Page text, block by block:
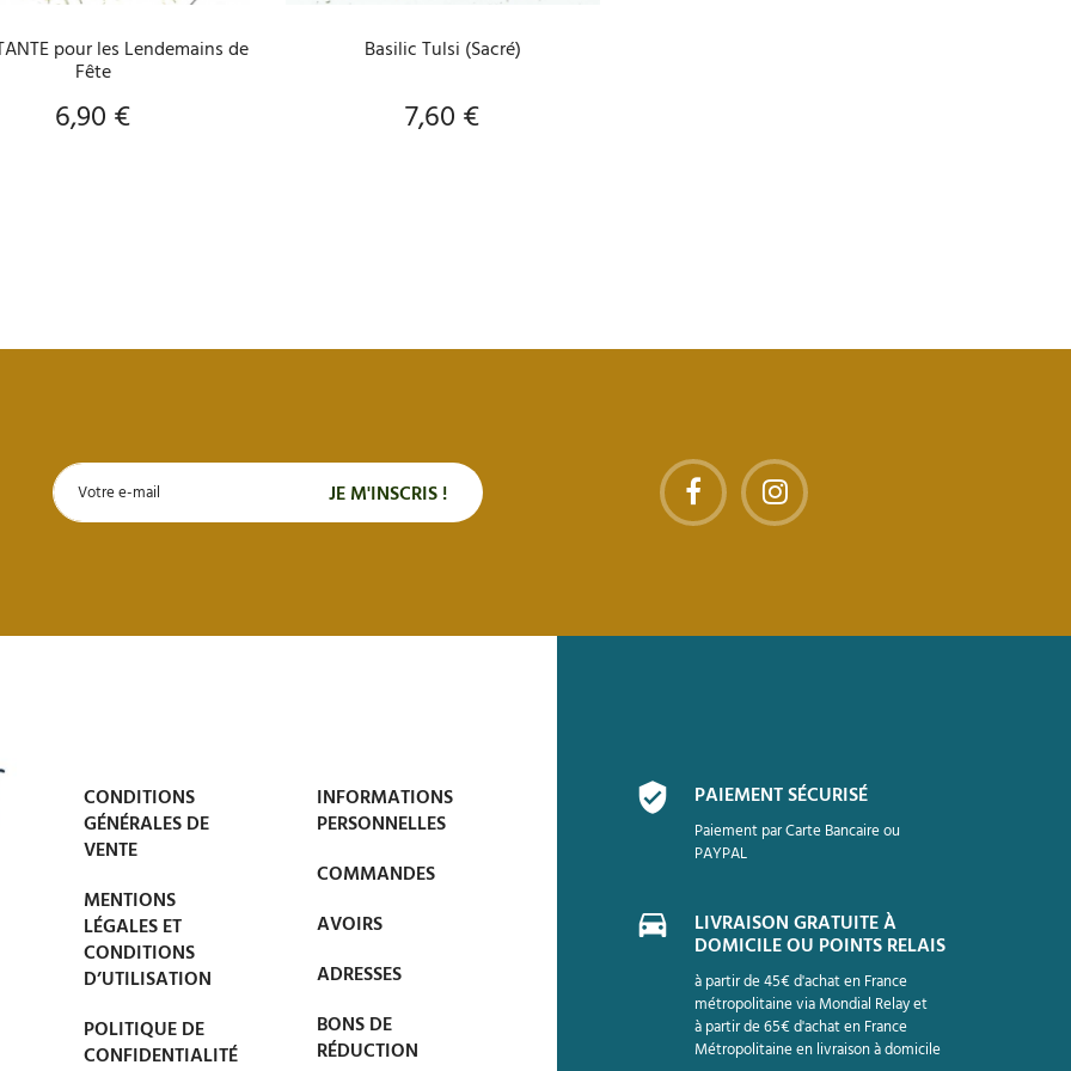
pour les Lendemains de
Fête
Prix
6,90 €
Basilic Tulsi (Sacré)
Prix
7,60 €
CONDITIONS
GÉNÉRALES DE
VENTE
MENTIONS
LÉGALES ET
CONDITIONS
D’UTILISATION
POLITIQUE DE
CONFIDENTIALITÉ
INFORMATIONS
PERSONNELLES
COMMANDES
AVOIRS
ADRESSES
BONS DE
RÉDUCTION
PAIEMENT SÉCURISÉ
Paiement par Carte Bancaire ou
PAYPAL
LIVRAISON GRATUITE À
DOMICILE OU POINTS RELAIS
à partir de 45€ d'achat en France
métropolitaine via Mondial Relay et
à partir de 65€ d'achat en France
Métropolitaine en livraison à domicile